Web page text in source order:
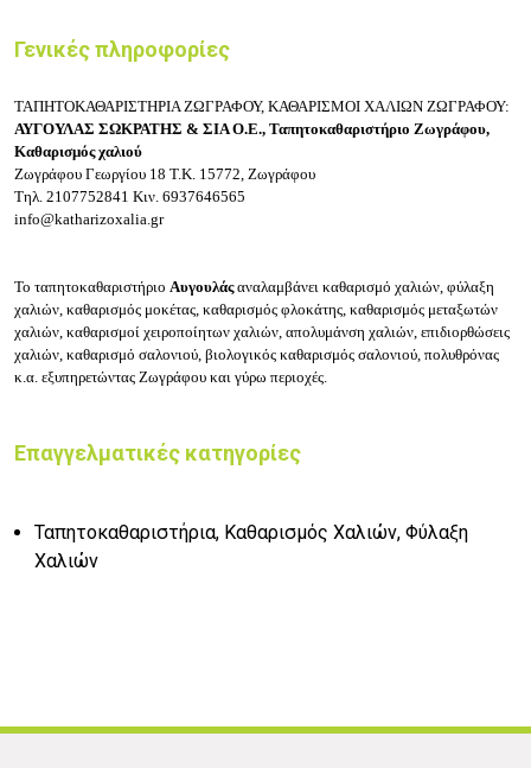
Γενικές πληροφορίες
ΤΑΠΗΤΟΚΑΘΑΡΙΣΤΗΡΙΑ ΖΩΓΡΑΦΟΥ, ΚΑΘΑΡΙΣΜΟΙ ΧΑΛΙΩΝ ΖΩΓΡΑΦΟΥ:
ΑΥΓΟΥΛΑΣ ΣΩΚΡΑΤΗΣ & ΣΙΑ Ο.Ε., Ταπητοκαθαριστήριο Ζωγράφου,
Καθαρισμός χαλιού
Ζωγράφου Γεωργίου 18 Τ.Κ. 15772, Ζωγράφου
Τηλ. 2107752841 Κιν. 6937646565
info@katharizoxalia.gr
Το ταπητοκαθαριστήριο Αυγουλάςαναλαμβάνει καθαρισμό χαλιών, φύλαξη
χαλιών, καθαρισμός μοκέτας, καθαρισμός φλοκάτης, καθαρισμός μεταξωτών
χαλιών, καθαρισμοί χειροποίητων χαλιών, απολυμάνση χαλιών, επιδιορθώσεις
χαλιών, καθαρισμό σαλονιού, βιολογικός καθαρισμός σαλονιού, πολυθρόνας
κ.α. εξυπηρετώντας Ζωγράφου και γύρω περιοχές.
Επαγγελματικές κατηγορίες
Ταπητοκαθαριστήρια, Καθαρισμός Χαλιών, Φύλαξη
Χαλιών